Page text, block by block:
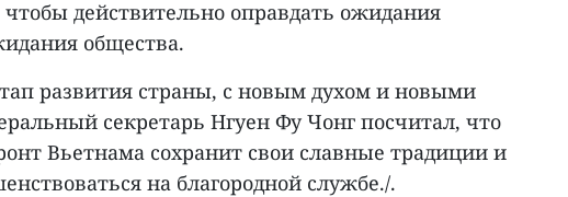
чтобы действительно оправдать ожидания
общества.
развития страны, с новым духом и новыми
секретарь Нгуен Фу Чонг посчитал, что
Вьетнама сохранит свои славные традиции и
на благородной службе./.